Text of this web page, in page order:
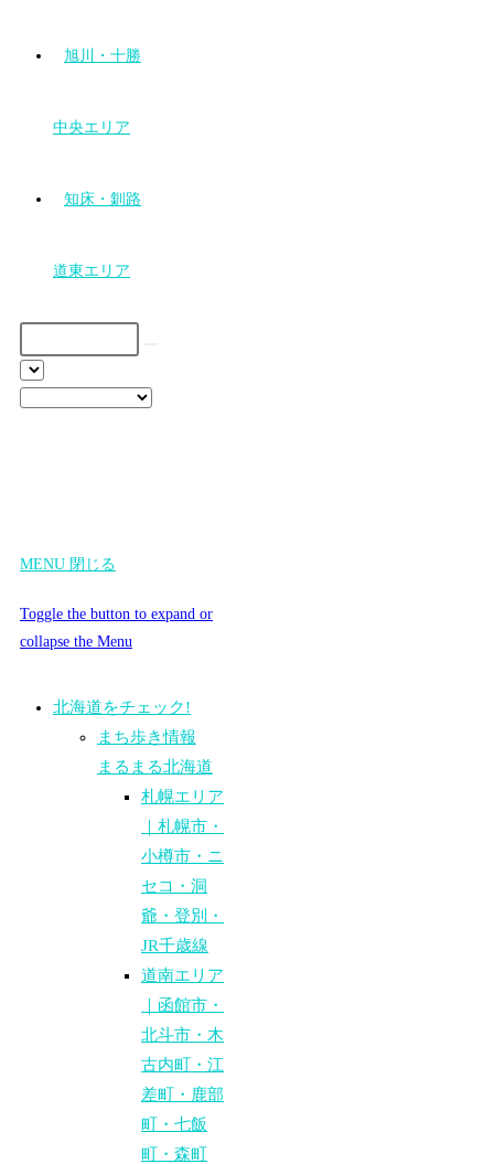
旭川・十勝
中央エリア
知床・釧路
道東エリア
MENU 閉じる
Toggle the button to expand or
collapse the Menu
北海道をチェック!
まち歩き情報
まるまる北海道
札幌エリア
｜札幌市・
小樽市・ニ
セコ・洞
爺・登別・
JR千歳線
道南エリア
｜函館市・
北斗市・木
古内町・江
差町・鹿部
町・七飯
町・森町